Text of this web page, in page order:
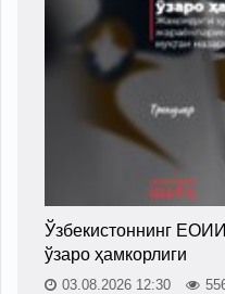
Ўзбекистоннинг
ўзаро ҳамкорлиги
03.08.2026 12:30